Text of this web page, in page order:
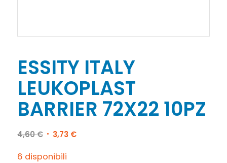
ESSITY ITALY
LEUKOPLAST
BARRIER 72X22 10PZ
4,60€ Il
originale
3,73 €Il
6 disponibili